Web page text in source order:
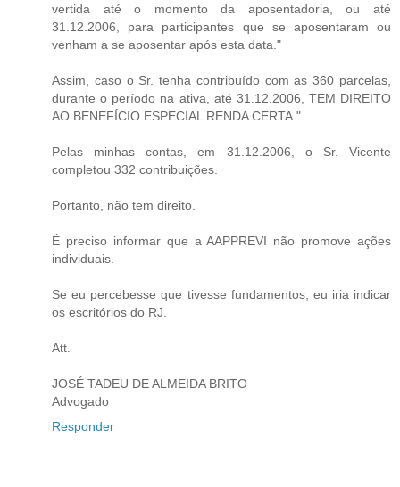
vertida até o momento da aposentadoria, ou até
31.12.2006, para participantes que se aposentaram ou
venham a se aposentar após esta data."
Assim, caso o Sr. tenha contribuído com as 360 parcelas,
durante o período na ativa, até 31.12.2006, TEM DIREITO
AO BENEFÍCIO ESPECIAL RENDA CERTA."
Pelas minhas contas, em 31.12.2006, o Sr. Vicente
completou 332 contribuições.
Portanto, não tem direito.
É preciso informar que a AAPPREVI não promove ações
individuais.
Se eu percebesse que tivesse fundamentos, eu iria indicar
os escritórios do RJ.
Att.
JOSÉ TADEU DE ALMEIDA BRITO
Advogado
Responder